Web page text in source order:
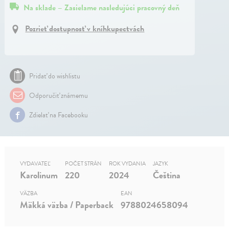
Na sklade – Zasielame nasledujúci pracovný deň
Pozrieť dostupnosť v kníhkupectvách
Pridať do wishlistu
Odporučiť známemu
Zdielať na Facebooku
VYDAVATEĽ
Karolinum
POČET STRÁN
220
ROK VYDANIA
2024
JAZYK
Čeština
VÄZBA
Mäkká väzba / Paperback
EAN
9788024658094